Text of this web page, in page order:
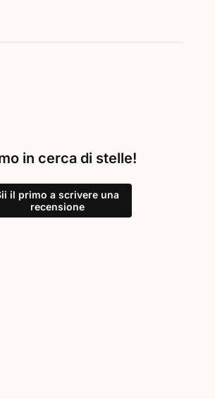
in cerca di stelle!
il primo a scrivere una
recensione